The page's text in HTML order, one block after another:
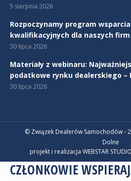
5 sierpnia 2026
Rozpoczynamy program
kwalifikacyjnych dla naszych firm
30 lipca 2026
Materiały z webinaru:
podatkowe rynku dealerskiego –
30 lipca 2026
© Związek Dealerów Samochodów -
Dolne
projekt i realizacja WEBSTAR STUDIO
CZŁONKOWIE